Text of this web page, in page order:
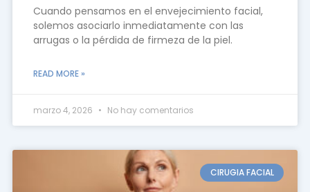
Cuando pensamos en el envejecimiento facial,
solemos asociarlo inmediatamente con las
arrugas o la pérdida de firmeza de la piel.
READ MORE »
marzo 4, 2026 No hay comentarios
CIRUGIA FACIAL